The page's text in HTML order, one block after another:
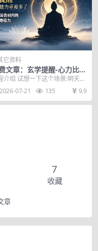
它资料
文章：玄学提醒-心力比能
要多了，五大方法告别内
住自身精力
介绍 试想一下这个场景:明天是
，你本来打算跟朋友一起出去
但是领导突然...
2026-07-21 135 9.9
7
收藏
章